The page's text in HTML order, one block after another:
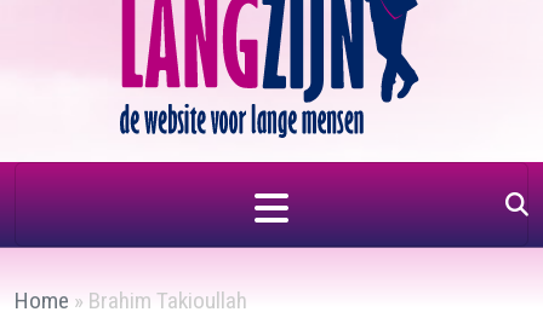
Home » Brahim Takioullah